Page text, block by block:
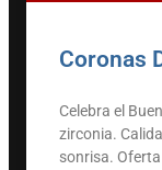
Coronas
Celebra el
zirconia.
sonrisa.